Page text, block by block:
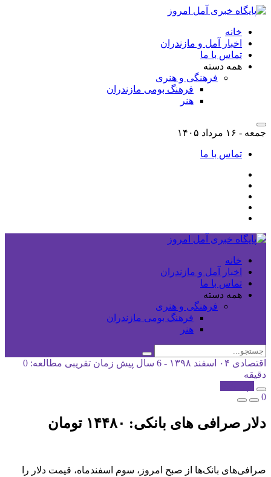
خانه
اخبار آمل و مازندران
تماس با ما
همه دسته
فرهنگی و هنری
فرهنگ بومی مازندران
هنر
جمعه - ۱۶ مرداد ۱۴۰۵
تماس با ما
خانه
اخبار آمل و مازندران
تماس با ما
همه دسته
فرهنگی و هنری
فرهنگ بومی مازندران
هنر
اقتصادی ۰۴ اسفند ۱۳۹۸ - 6 سال پیش
زمان تقریبی مطالعه: 0
دقیقه
0
دلار صرافی های بانکی: ۱۴۴۸۰ تومان
صرافی‌های بانک‌ها از صبح امروز، سوم اسفندماه، قیمت دلار را